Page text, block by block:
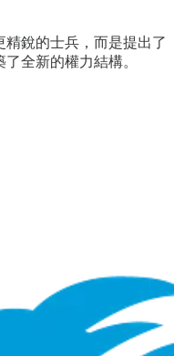
銳的士兵，而是提出了
全新的權力結構。